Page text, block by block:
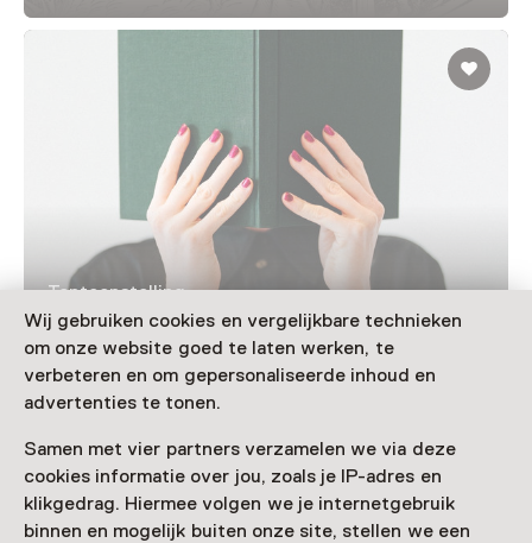
Wij gebruiken cookies en vergelijkbare technieken
om onze website goed te laten werken, te
verbeteren en om gepersonaliseerde inhoud en
advertenties te tonen.
Samen met vier partners verzamelen we via deze
cookies informatie over jou, zoals je IP-adres en
klikgedrag. Hiermee volgen we je internetgebruik
binnen en mogelijk buiten onze site, stellen we een
Tentoonstelling
Omslag: boeken van nu voor later
T/m 27 september van 11:00 tot 17:00
Nog meer ontdekken